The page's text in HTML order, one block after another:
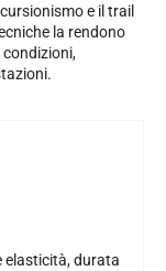
e il trail
la rendono
elasticità, durata